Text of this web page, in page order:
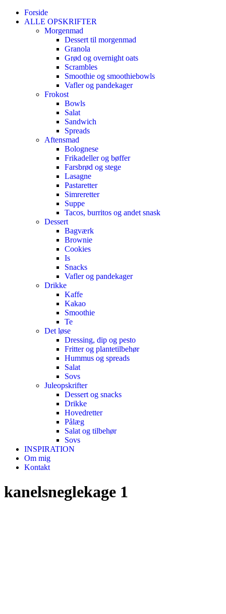
Forside
ALLE OPSKRIFTER
Morgenmad
Dessert til morgenmad
Granola
Grød og overnight oats
Scrambles
Smoothie og smoothiebowls
Vafler og pandekager
Frokost
Bowls
Salat
Sandwich
Spreads
Aftensmad
Bolognese
Frikadeller og bøffer
Farsbrød og stege
Lasagne
Pastaretter
Simreretter
Suppe
Tacos, burritos og andet snask
Dessert
Bagværk
Brownie
Cookies
Is
Snacks
Vafler og pandekager
Drikke
Kaffe
Kakao
Smoothie
Te
Det løse
Dressing, dip og pesto
Fritter og plantetilbehør
Hummus og spreads
Salat
Sovs
Juleopskrifter
Dessert og snacks
Drikke
Hovedretter
Pålæg
Salat og tilbehør
Sovs
INSPIRATION
Om mig
Kontakt
kanelsneglekage 1